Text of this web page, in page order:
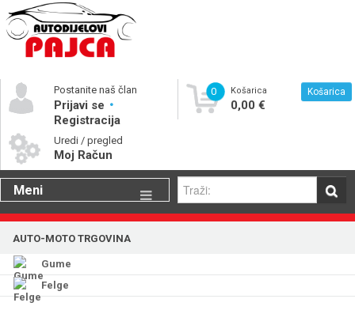
Postanite naš član
Prijavi se
Registracija
Uredi / pregled
Moj Račun
0 Košarica
0,00 €
Košarica
Meni
Gume
Katalog rezervnih dijelova
AUTO-MOTO TRGOVINA
Gume
Felge